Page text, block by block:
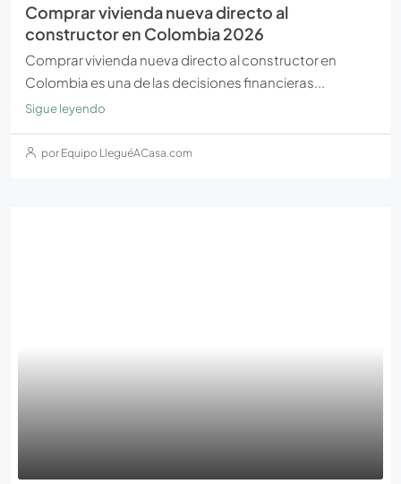
Comprar vivienda nueva directo al
constructor en Colombia 2026
Comprar vivienda nueva directo al constructor en
Colombia es una de las decisiones financieras...
Sigue leyendo
por Equipo LleguéACasa.com